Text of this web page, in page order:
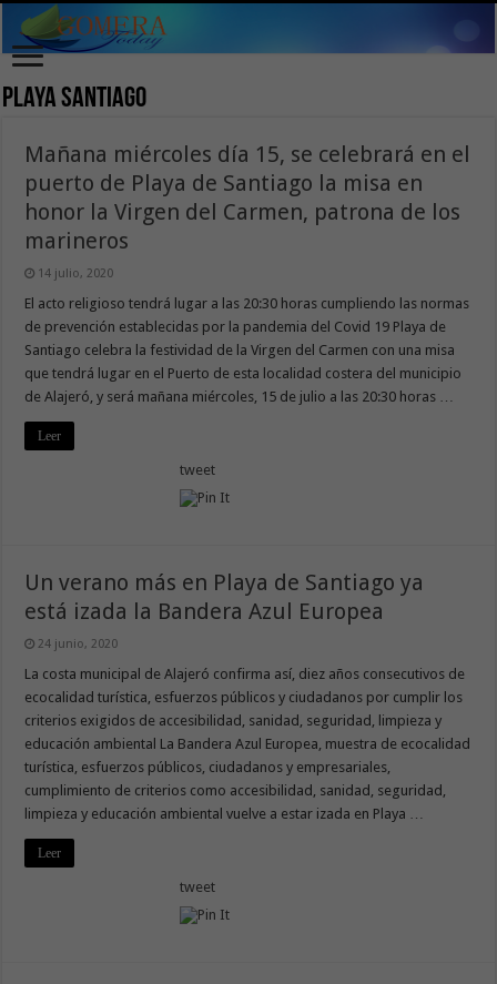
Playa Santiago
Mañana miércoles día 15, se celebrará en el
puerto de Playa de Santiago la misa en
honor la Virgen del Carmen, patrona de los
marineros
14 julio, 2020
El acto religioso tendrá lugar a las 20:30 horas cumpliendo las normas
de prevención establecidas por la pandemia del Covid 19 Playa de
Santiago celebra la festividad de la Virgen del Carmen con una misa
que tendrá lugar en el Puerto de esta localidad costera del municipio
de Alajeró, y será mañana miércoles, 15 de julio a las 20:30 horas …
Leer
tweet
Un verano más en Playa de Santiago ya
está izada la Bandera Azul Europea
24 junio, 2020
La costa municipal de Alajeró confirma así, diez años consecutivos de
ecocalidad turística, esfuerzos públicos y ciudadanos por cumplir los
criterios exigidos de accesibilidad, sanidad, seguridad, limpieza y
educación ambiental La Bandera Azul Europea, muestra de ecocalidad
turística, esfuerzos públicos, ciudadanos y empresariales,
cumplimiento de criterios como accesibilidad, sanidad, seguridad,
limpieza y educación ambiental vuelve a estar izada en Playa …
Leer
tweet